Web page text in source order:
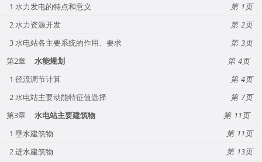
1 水力发电的特点和意义
1
2 水力资源开发
2
3 水电站各主要系统的作用、要求
3
第2章
水能规划
4
1 径流调节计算
4
2 水电站主要动能特征值选择
7
第3章
水电站主要建筑物
11
1 壅水建筑物
11
2 进水建筑物
13